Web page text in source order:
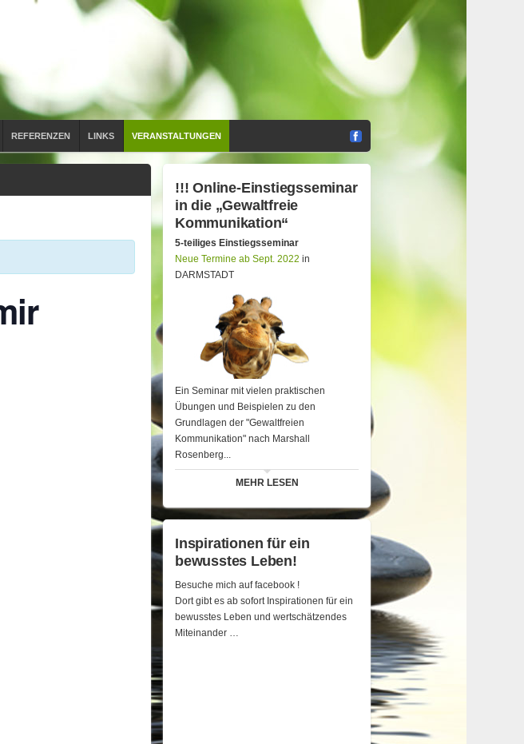
REFERENZEN LINKS VERANSTALTUNGEN
!!! Online-Einstiegsseminar
in die „Gewaltfreie
Kommunikation“
5-teiliges Einstiegsseminar
Neue Termine ab Sept. 2022 in
DARMSTADT
Ein Seminar mit vielen praktischen
Übungen und Beispielen zu den
Grundlagen der "Gewaltfreien
Kommunikation" nach Marshall
Rosenberg...
MEHR LESEN
Inspirationen für ein
bewusstes Leben!
Besuche mich auf facebook !
Dort gibt es ab sofort Inspirationen für ein
bewusstes Leben und wertschätzendes
Miteinander …